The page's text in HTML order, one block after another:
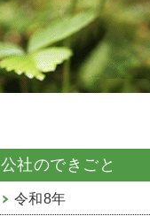
公社のできごと
令和8年